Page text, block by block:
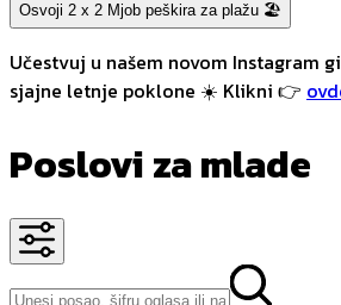
Osvoji 2 x 2 Mjob peškira za plažu 🏖️
Učestvuj u našem novom Instagram
sjajne letnje poklone ☀️ Klikni 👉
Poslovi za mlade